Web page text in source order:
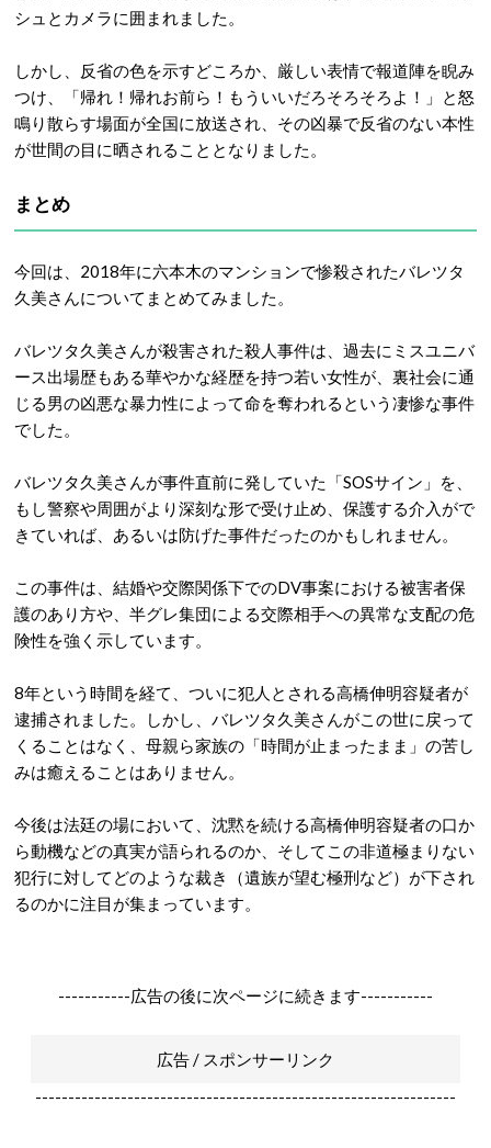
シュとカメラに囲まれました。
しかし、反省の色を示すどころか、厳しい表情で報道陣を睨み
つけ、「帰れ！帰れお前ら！もういいだろそろそろよ！」と怒
鳴り散らす場面が全国に放送され、その凶暴で反省のない本性
が世間の目に晒されることとなりました 。
まとめ
今回は、2018年に六本木のマンションで惨殺されたバレツタ
久美さんについてまとめてみました。
バレツタ久美さんが殺害された殺人事件は、過去にミスユニバ
ース出場歴もある華やかな経歴を持つ若い女性が、裏社会に通
じる男の凶悪な暴力性によって命を奪われるという凄惨な事件
でした。
バレツタ久美さんが事件直前に発していた「SOSサイン」を、
もし警察や周囲がより深刻な形で受け止め、保護する介入がで
きていれば、あるいは防げた事件だったのかもしれません。
この事件は、結婚や交際関係下でのDV事案における被害者保
護のあり方や、半グレ集団による交際相手への異常な支配の危
険性を強く示しています。
8年という時間を経て、ついに犯人とされる高橋伸明容疑者が
逮捕されました。しかし、バレツタ久美さんがこの世に戻って
くることはなく、母親ら家族の「時間が止まったまま」の苦し
みは癒えることはありません。
今後は法廷の場において、沈黙を続ける高橋伸明容疑者の口か
ら動機などの真実が語られるのか、そしてこの非道極まりない
犯行に対してどのような裁き（遺族が望む極刑など）が下され
るのかに注目が集まっています。
-----------広告の後に次ページに続きます-----------
広告 / スポンサーリンク
----------------------------------------------------------------